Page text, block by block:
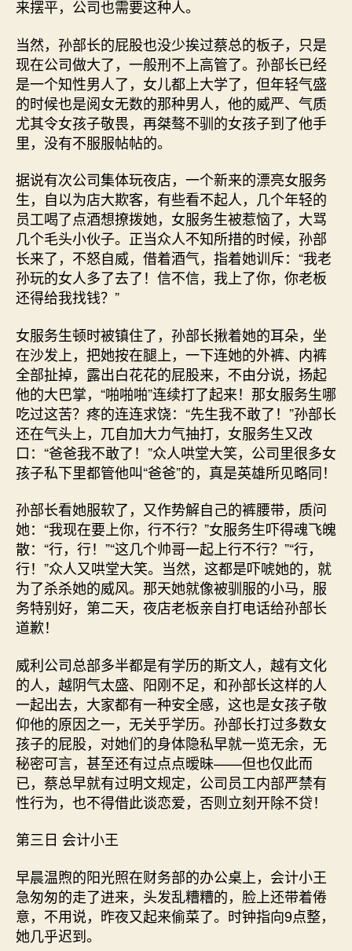
来摆平，公司也需要这种人。
当然，孙部长的屁股也没少挨过蔡总的板子，只是
现在公司做大了，一般刑不上高管了。孙部长已经
是一个知性男人了，女儿都上大学了，但年轻气盛
的时候也是阅女无数的那种男人，他的威严、气质
尤其令女孩子敬畏，再桀骜不驯的女孩子到了他手
里，没有不服服帖帖的。
据说有次公司集体玩夜店，一个新来的漂亮女服务
生，自以为店大欺客，有些看不起人，几个年轻的
员工喝了点酒想撩拨她，女服务生被惹恼了，大骂
几个毛头小伙子。正当众人不知所措的时候，孙部
长来了，不怒自威，借着酒气，指着她训斥：“我老
孙玩的女人多了去了！信不信，我上了你，你老板
还得给我找钱？”
女服务生顿时被镇住了，孙部长揪着她的耳朵，坐
在沙发上，把她按在腿上，一下连她的外裤、内裤
全部扯掉，露出白花花的屁股来，不由分说，扬起
他的大巴掌，“啪啪啪”连续打了起来！那女服务生哪
吃过这苦？疼的连连求饶：“先生我不敢了！”孙部长
还在气头上，兀自加大力气抽打，女服务生又改
口：“爸爸我不敢了！”众人哄堂大笑，公司里很多女
孩子私下里都管他叫“爸爸”的，真是英雄所见略同！
孙部长看她服软了，又作势解自己的裤腰带，质问
她：“我现在要上你，行不行？”女服务生吓得魂飞魄
散：“行，行！”“这几个帅哥一起上行不行？”“行，
行！”众人又哄堂大笑。当然，这都是吓唬她的，就
为了杀杀她的威风。那天她就像被驯服的小马，服
务特别好，第二天，夜店老板亲自打电话给孙部长
道歉！
威利公司总部多半都是有学历的斯文人，越有文化
的人，越阴气太盛、阳刚不足，和孙部长这样的人
一起出去，大家都有一种安全感，这也是女孩子敬
仰他的原因之一，无关乎学历。孙部长打过多数女
孩子的屁股，对她们的身体隐私早就一览无余，无
秘密可言，甚至还有过点点暧昧——但也仅此而
已，蔡总早就有过明文规定，公司员工内部严禁有
性行为，也不得借此谈恋爱，否则立刻开除不贷！
第三日 会计小王
早晨温煦的阳光照在财务部的办公桌上，会计小王
急匆匆的走了进来，头发乱糟糟的，脸上还带着倦
意，不用说，昨夜又起来偷菜了。时钟指向9点整，
她几乎迟到。